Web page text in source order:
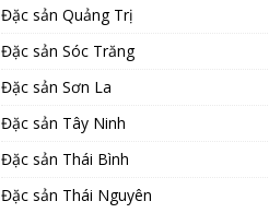
Đặc sản Quảng Trị
Đặc sản Sóc Trăng
Đặc sản Sơn La
Đặc sản Tây Ninh
Đặc sản Thái Bình
Đặc sản Thái Nguyên